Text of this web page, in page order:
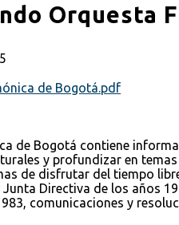
Orquesta
de Bogotá.pdf
de Bogotá contiene
y profundizar en
de disfrutar del tiempo
Directiva de los años
comunicaciones y